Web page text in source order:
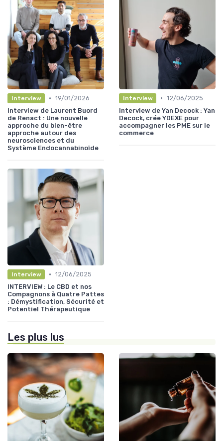
Interview • 19/01/2026
Interview de Laurent Buord
de Renact : Une nouvelle
approche du bien-être
approche autour des
neurosciences et du
Système Endocannabinoïde
Interview • 12/06/2025
Interview de Yan Decock : Yan
Decock, crée YDEXE pour
accompagner les PME sur le
commerce
Interview • 12/06/2025
INTERVIEW : Le CBD et nos
Compagnons à Quatre Pattes
: Démystification, Sécurité et
Potentiel Thérapeutique
Les plus lus